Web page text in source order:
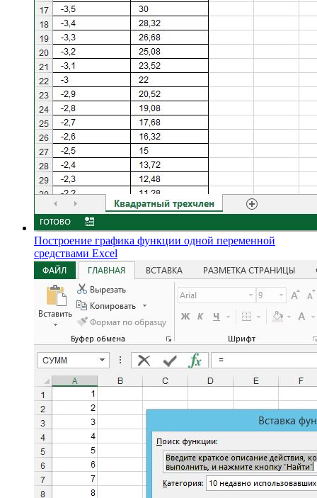
Построение графика функции одной переменной
средствами Excel